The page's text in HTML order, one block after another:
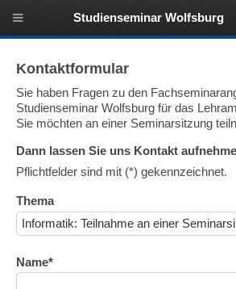
Kontaktformular
Sie haben Fragen zu den
Studienseminar Wolfsburg für das
Sie möchten an einer Seminarsitzung
Dann lassen Sie uns Kontakt
Pflichtfelder sind mit (*) gekennzeichnet.
Thema
Name*
Studienseminar Wolfsburg